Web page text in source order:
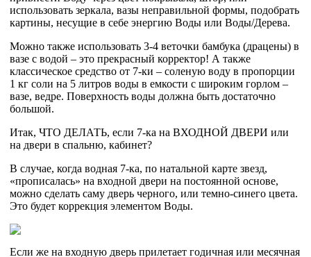
использовать зеркала, вазы неправильной формы, подобрать
картины, несущие в себе энергию Воды или Воды/Дерева.
Можно также использовать 3-4 веточки бамбука (драцены) в
вазе с водой – это прекрасный корректор! А также
классическое средство от 7-ки – соленую воду в пропорции
1 кг соли на 5 литров воды в емкости с широким горлом –
вазе, ведре. Поверхность воды должна быть достаточно
большой.
Итак, ЧТО ДЕЛАТЬ, если 7-ка на ВХОДНОЙ ДВЕРИ или
на двери в спальню, кабинет?
В случае, когда водная 7-ка, по натальной карте звезд,
«прописалась» на входной двери на постоянной основе,
можно сделать саму дверь черного, или темно-синего цвета.
Это будет коррекция элементом Воды.
Если же на входную дверь прилетает годичная или месячная